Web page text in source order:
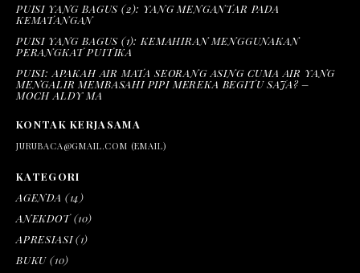
PUISI YANG BAGUS (2): YANG MENGANTAR PADA
KEMATANGAN
PUISI YANG BAGUS (1): KEMAHIRAN MENGGUNAKAN
PERANGKAT PUITIKA
PUISI: APAKAH AIR MATA SEORANG ASING CUMA AIR YANG
MENGALIR MEMBASAHI PIPI MEREKA BEGITU SAJA? –
MOCH ALDY MA
KONTAK KERJASAMA
JURUBACA@GMAIL.COM (EMAIL)
KATEGORI
AGENDA (14)
ANEKDOT(10)
APRESIASI(1)
BUKU (10)